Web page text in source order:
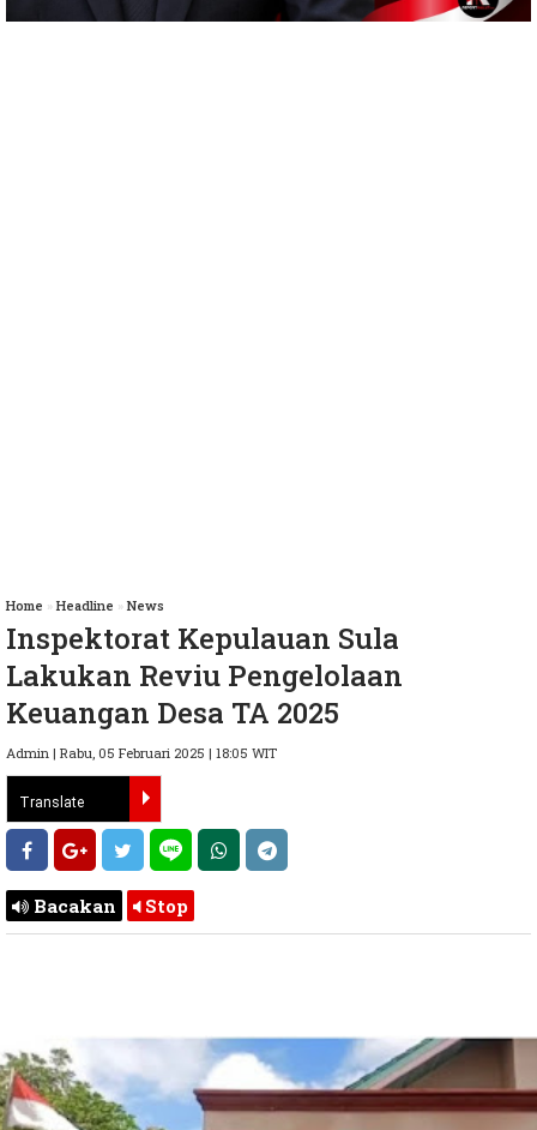
Home » Headline » News
Inspektorat Kepulauan Sula
Lakukan Reviu Pengelolaan
Keuangan Desa TA 2025
Admin | Rabu, 05 Februari 2025 | 18:05 WIT
Bacakan Stop